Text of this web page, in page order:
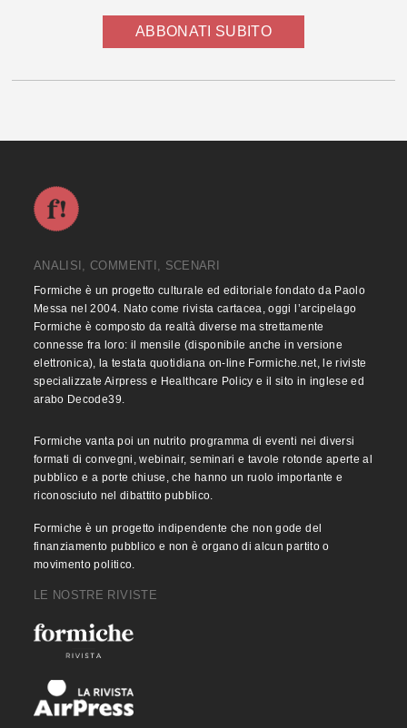
ABBONATI SUBITO
ANALISI, COMMENTI, SCENARI
Formiche è un progetto culturale ed editoriale fondato da Paolo
Messa nel 2004. Nato come rivista cartacea, oggi l’arcipelago
Formiche è composto da realtà diverse ma strettamente
connesse fra loro: il mensile (disponibile anche in versione
elettronica), la testata quotidiana on-line Formiche.net, le riviste
specializzate Airpress e Healthcare Policy e il sito in inglese ed
arabo Decode39.
Formiche vanta poi un nutrito programma di eventi nei diversi
formati di convegni, webinair, seminari e tavole rotonde aperte al
pubblico e a porte chiuse, che hanno un ruolo importante e
riconosciuto nel dibattito pubblico.
Formiche è un progetto indipendente che non gode del
finanziamento pubblico e non è organo di alcun partito o
movimento politico.
LE NOSTRE RIVISTE